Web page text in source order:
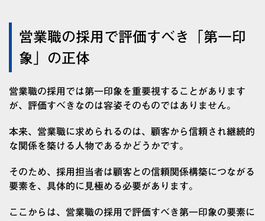
営業職の採用で評価すべき「第一印
象」の正体
営業職の採用では第一印象を重要視することがあります
が、評価すべきなのは容姿そのものではありません。
本来、営業職に求められるのは、顧客から信頼され継続的
な関係を築ける人物であるかどうかです。
そのため、採用担当者は顧客との信頼関係構築につながる
要素を、具体的に見極める必要があります。
ここからは、営業職の採用で評価すべき第一印象の要素に